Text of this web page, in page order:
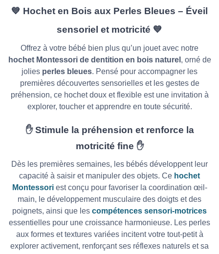
💙 Hochet en Bois aux Perles Bleues – Éveil
sensoriel et motricité 💙
Offrez à votre bébé bien plus qu’un jouet avec notre
hochet Montessori de dentition en bois naturel , orné de
jolies perles bleues. Pensé pour accompagner les
premières découvertes sensorielles et les gestes de
préhension, ce hochet doux et flexible est une invitation à
explorer, toucher et apprendre en toute sécurité.
✋Stimule la préhension et renforce la
motricité fine ✋
Dès les premières semaines, les bébés développent leur
capacité à saisir et manipuler des objets. Ce hochet
Montessori est conçu pour favoriser la coordination œil-
main, le développement musculaire des doigts et des
poignets, ainsi que les compétences sensori-motrices
essentielles pour une croissance harmonieuse. Les perles
aux formes et textures variées incitent votre tout-petit à
explorer activement, renforçant ses réflexes naturels et sa